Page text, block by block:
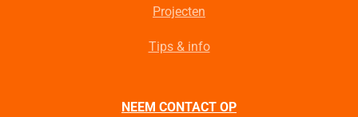
Projecten
Tips & info
NEEM CONTACT OP